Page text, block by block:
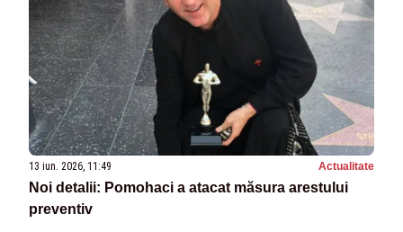
13 iun. 2026, 11:49 Actualitate
Noi detalii: Pomohaci a atacat măsura arestului
preventiv